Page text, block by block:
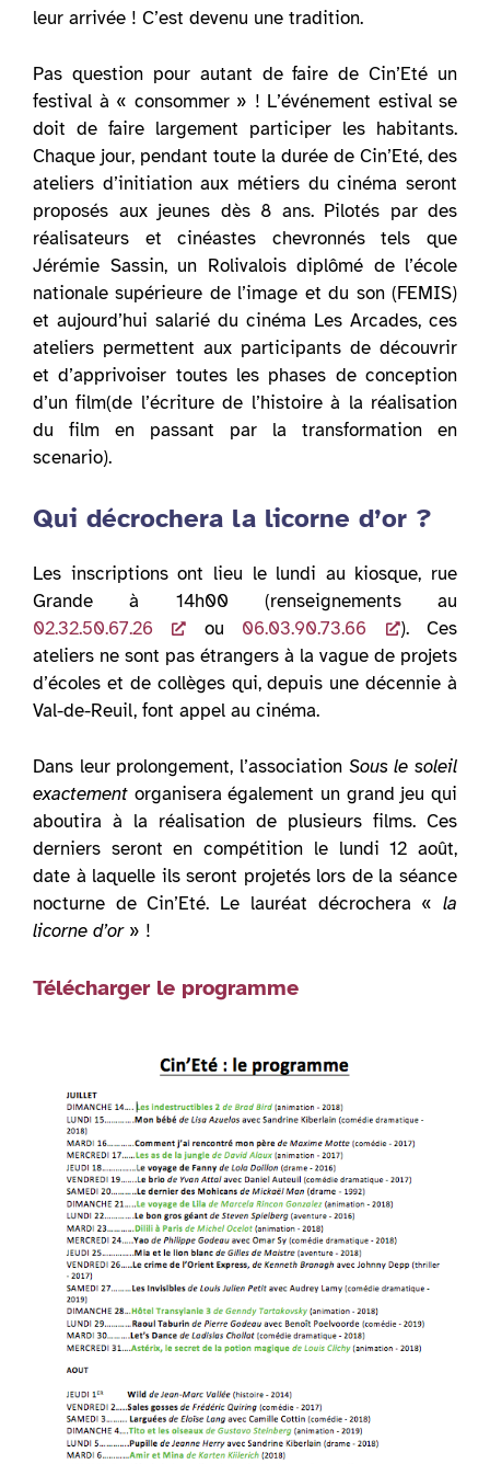
leur arrivée ! C’est devenu une tradition.
Pas question pour autant de faire de Cin’Eté un
festival à « consommer » ! L’événement estival se
doit de faire largement participer les habitants.
Chaque jour, pendant toute la durée de Cin’Eté, des
ateliers d’initiation aux métiers du cinéma seront
proposés aux jeunes dès 8 ans. Pilotés par des
réalisateurs et cinéastes chevronnés tels que
Jérémie Sassin, un Rolivalois diplômé de l’école
nationale supérieure de l’image et du son (FEMIS)
et aujourd’hui salarié du cinéma Les Arcades, ces
ateliers permettent aux participants de découvrir
et d’apprivoiser toutes les phases de conception
d’un film(de l’écriture de l’histoire à la réalisation
du film en passant par la transformation en
scenario).
Qui décrochera la licorne d’or ?
Les inscriptions ont lieu le lundi au kiosque, rue
Grande à 14h00 (renseignements au
02.32.50.67.26
ou 06.03.90.73.66
). Ces
ateliers ne sont pas étrangers à la vague de projets
d’écoles et de collèges qui, depuis une décennie à
Val-de-Reuil, font appel au cinéma.
Dans leur prolongement, l’association Sous le soleil
exactement organisera également un grand jeu qui
aboutira à la réalisation de plusieurs films. Ces
derniers seront en compétition le lundi 12 août,
date à laquelle ils seront projetés lors de la séance
nocturne de Cin’Eté. Le lauréat décrochera « la
licorne d’or » !
Télécharger le programme